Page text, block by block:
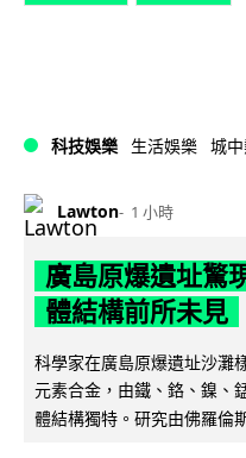
科技娛樂 生活娛樂 城
Lawton 1 小時
廣島原爆遺址驚
體結構前所未見
科學家在廣島原爆遺址沙灘
元素合金，由鐵、鉻、鎳、
體結構獨特。研究由佛羅倫